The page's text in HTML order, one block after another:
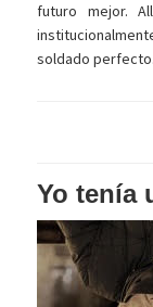
futuro mejor.
soldado
Yo tenía